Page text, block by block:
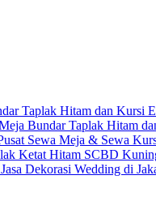
Taplak Hitam dan Kursi
Bundar Taplak Hitam
Sewa Meja & Sewa
Ketat Hitam SCBD
Dekorasi Wedding di